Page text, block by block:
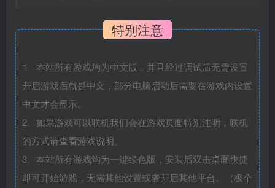
特别注意
1、本站所有游戏均为中文版，并且经过调试后无需设置
开启游戏后就是中文，部分电脑启动后需要在游戏内设置
中文才会显示。
2、如果游戏可以联机我们会在游戏页面特别注明，联机
的方式请查看游戏说明。
3、本站所有游戏均为一键绿色版，安装后双击桌面快捷
即可开始游戏，无需其他设置或者开启其他平台。（极个